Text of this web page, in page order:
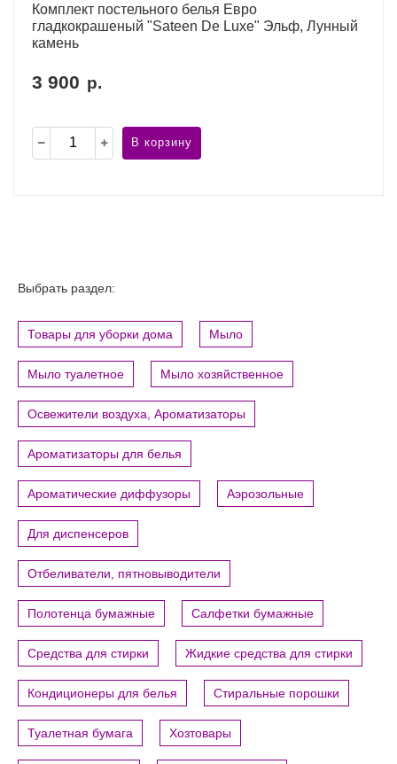
Комплект постельного белья Евро
гладкокрашеный "Sateen De Luxe" Эльф, Лунный
камень
3 900 р.
В корзину
Выбрать раздел:
Товары для уборки дома Мыло
Мыло туалетное Мыло хозяйственное
Освежители воздуха, Ароматизаторы
Ароматизаторы для белья
Ароматические диффузоры Аэрозольные
Для диспенсеров
Отбеливатели, пятновыводители
Полотенца бумажные Салфетки бумажные
Средства для стирки Жидкие средства для стирки
Кондиционеры для белья Стиральные порошки
Туалетная бумага Хозтовары